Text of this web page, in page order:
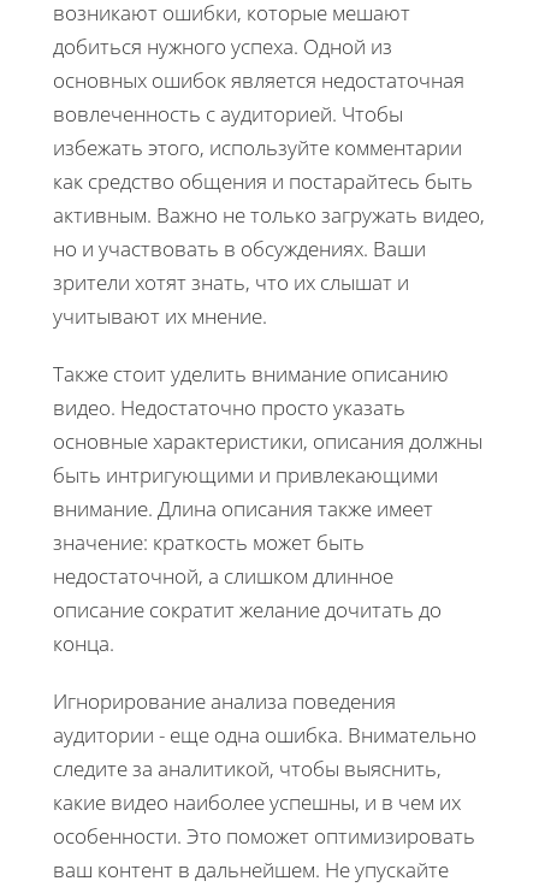
возникают ошибки, которые мешают
добиться нужного успеха. Одной из
основных ошибок является недостаточная
вовлеченность с аудиторией. Чтобы
избежать этого, используйте комментарии
как средство общения и постарайтесь быть
активным. Важно не только загружать видео,
но и участвовать в обсуждениях. Ваши
зрители хотят знать, что их слышат и
учитывают их мнение.
Также стоит уделить внимание описанию
видео. Недостаточно просто указать
основные характеристики, описания должны
быть интригующими и привлекающими
внимание. Длина описания также имеет
значение: краткость может быть
недостаточной, а слишком длинное
описание сократит желание дочитать до
конца.
Игнорирование анализа поведения
аудитории - еще одна ошибка. Внимательно
следите за аналитикой, чтобы выяснить,
какие видео наиболее успешны, и в чем их
особенности. Это поможет оптимизировать
ваш контент в дальнейшем. Не упускайте